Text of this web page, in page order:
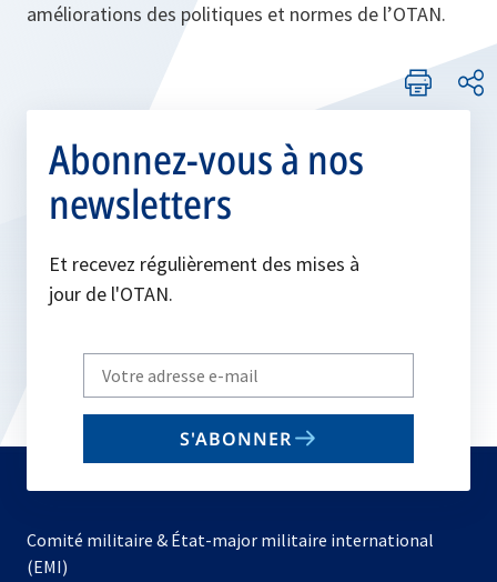
améliorations des politiques et normes de l’OTAN.
Abonnez-vous à nos
newsletters
Et recevez régulièrement des mises à
jour de l'OTAN.
Write
your
email
S'ABONNER
Comité militaire & État-major militaire international
(EMI)